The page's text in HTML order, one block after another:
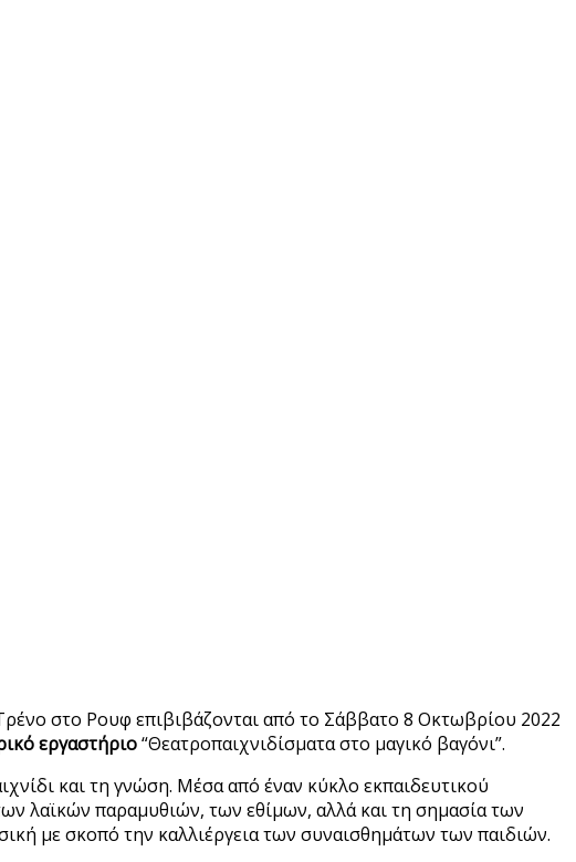
στο Ρουφ επιβιβάζονται από το Σάββατο 8 Οκτωβρίου 2022
εργαστήριο“Θεατροπαιχνιδίσματα στο μαγικό βαγόνι”.
και τη γνώση. Μέσα από έναν κύκλο εκπαιδευτικού
λαϊκών παραμυθιών, των εθίμων, αλλά και τη σημασία των
με σκοπό την καλλιέργεια των συναισθημάτων των παιδιών.